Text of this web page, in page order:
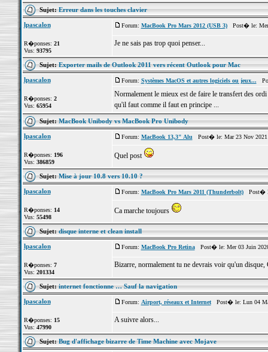
Sujet:Erreur dans les touches clavier
lpascalon
R�ponses: 21
Vus: 93795
Forum: MacBook Pro Mars 2012 (USB 3)Post� le: Mer
Je ne sais pas trop quoi penser...
Sujet:Exporter mails de Outlook 2011 vers récent Outlook pour Mac
lpascalon
R�ponses: 2
Vus: 65954
Forum: Systèmes MacOS et autres logiciels ou jeux...
Normalement le mieux est de faire le transfert des
qu'il faut comme il faut en principe ...
Sujet:MacBook Unibody vs MacBook Pro Unibody
lpascalon
R�ponses: 196
Vus: 386859
Forum: MacBook 13,3" Alu Post� le: Mar 23 Nov
Quel post
Sujet:Mise à jour 10.8 vers 10.10 ?
lpascalon
R�ponses: 14
Vus: 55498
Forum: MacBook Pro Mars 2011 (Thunderbolt)Post�
Ca marche toujours
Sujet:disque interne et clean install
lpascalon
R�ponses: 7
Vus: 201334
Forum: MacBook Pro RetinaPost� le: Mer 03 Juin
Bizarre, normalement tu ne devrais voir qu'un
Sujet:internet fonctionne … Sauf la navigation
lpascalon
R�ponses: 15
Vus: 47990
Forum: Airport, réseaux et InternetPost� le: Lun 04
A suivre alors...
Sujet:Bug d'affichage bizarre de Time Machine avec Mojave